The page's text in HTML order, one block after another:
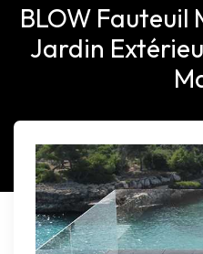
BLOW Fauteuil
Jardin